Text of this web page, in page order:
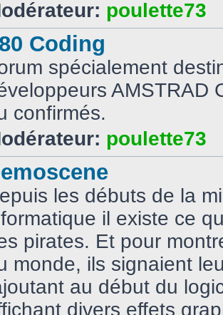
poulette73
Coding
spécialement
AMSTRAD
confirmés.
poulette73
les débuts de la
il existe ce
pirates. Et pour
monde, ils signaient
au début du
divers effets